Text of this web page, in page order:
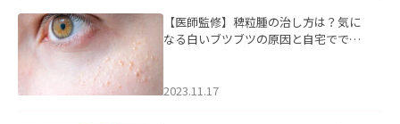
【医師監修】稗粒腫の治し方は？気に
なる白いブツブツの原因と自宅ででき
2023.11.17